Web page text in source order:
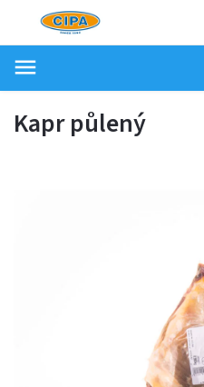
Kapr půlený